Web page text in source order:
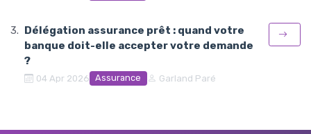
Délégation assurance prêt : quand votre
banque doit-elle accepter votre demande
?
04 Apr 2026 Assurance Garland Paré